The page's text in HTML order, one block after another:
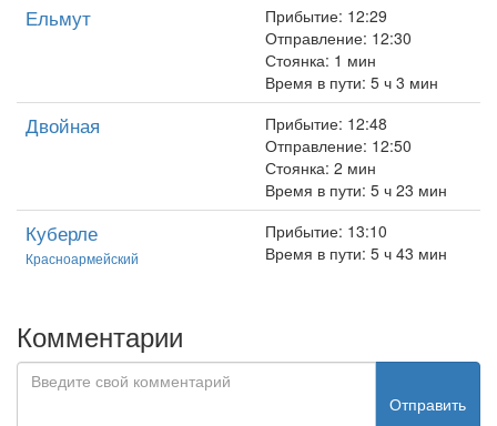
Ельмут
Прибытие: 12:29
Отправление: 12:30
Стоянка: 1 мин
Время в пути: 5 ч 3 мин
Двойная
Прибытие: 12:48
Отправление: 12:50
Стоянка: 2 мин
Время в пути: 5 ч 23 мин
Куберле
Красноармейский
Прибытие: 13:10
Время в пути: 5 ч 43 мин
Комментарии
Отправить